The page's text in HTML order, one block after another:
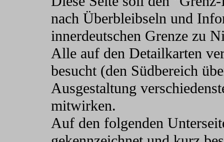
nach Überbleibseln und
innerdeutschen Grenze zu
Alle auf den Detailkarten
besucht (den Südbereich
Ausgestaltung
mitwirken.
Auf den folgenden